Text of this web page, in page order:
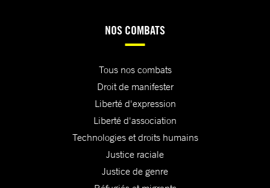
NOS COMBATS
Tous nos combats
Droit de manifester
Liberté d'expression
Liberté d'association
Technologies et droits humains
Justice raciale
Justice de genre